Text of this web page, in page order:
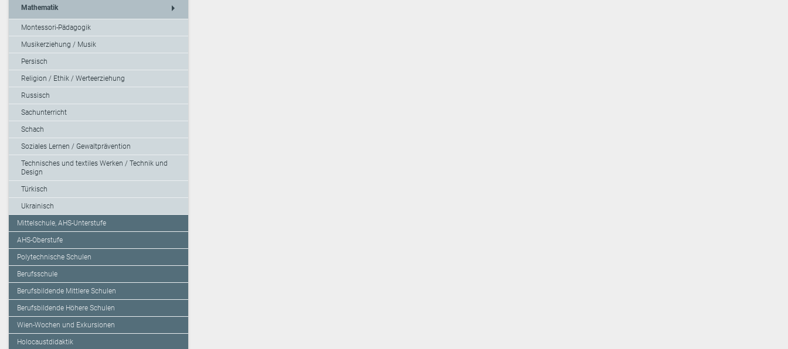
Mathematik arrow_right
Montessori-Pädagogik
Musikerziehung / Musik
Persisch
Religion / Ethik / Werteerziehung
Russisch
Sachunterricht
Schach
Soziales Lernen / Gewaltprävention
Technisches und textiles Werken / Technik und
Design
Türkisch
Ukrainisch
Mittelschule, AHS-Unterstufe
AHS-Oberstufe
Polytechnische Schulen
Berufsschule
Berufsbildende Mittlere Schulen
Berufsbildende Höhere Schulen
Wien-Wochen und Exkursionen
Holocaustdidaktik